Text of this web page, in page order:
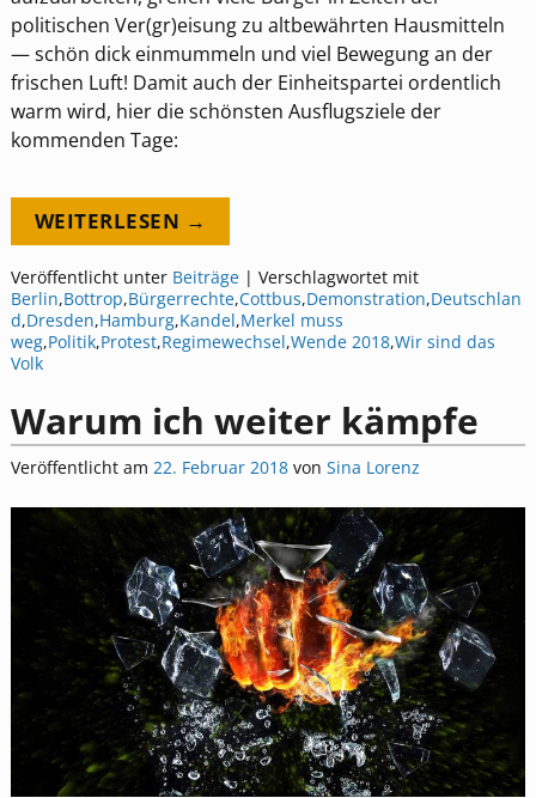
politischen Ver(gr)eisung zu altbewährten Hausmitteln
— schön dick einmummeln und viel Bewegung an der
frischen Luft! Damit auch der Einheitspartei ordentlich
warm wird, hier die schönsten Ausflugsziele der
kommenden Tage:
WEITERLESEN →
Veröffentlicht unter Beiträge| Verschlagwortet mit
Berlin,Bottrop,Bürgerrechte,Cottbus,Demonstration,Deutschlan
d,Dresden,Hamburg,Kandel,Merkel muss
weg,Politik,Protest,Regimewechsel,Wende 2018,Wir sind das
Volk
Warum ich weiter kämpfe
Veröffentlicht am 22. Februar 2018 von Sina Lorenz